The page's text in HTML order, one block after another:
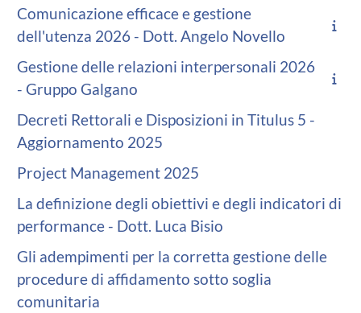
Comunicazione efficace e gestione
dell'utenza 2026 - Dott. Angelo Novello
Gestione delle relazioni interpersonali 2026
- Gruppo Galgano
Decreti Rettorali e Disposizioni in Titulus 5 -
Aggiornamento 2025
Project Management 2025
La definizione degli obiettivi e degli indicatori di
performance - Dott. Luca Bisio
Gli adempimenti per la corretta gestione delle
procedure di affidamento sotto soglia
comunitaria